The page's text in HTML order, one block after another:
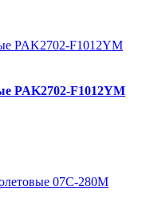
PAK2702-F1012YM